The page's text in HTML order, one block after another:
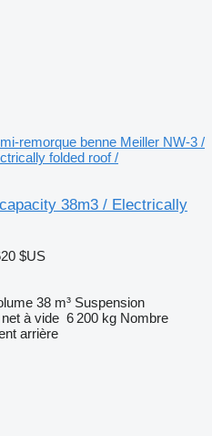
remorque benne Meiller NW-3 /
folded roof /
38m3 / Electrically
$US
38 m³ Suspension
à vide 6 200 kg Nombre
arrière